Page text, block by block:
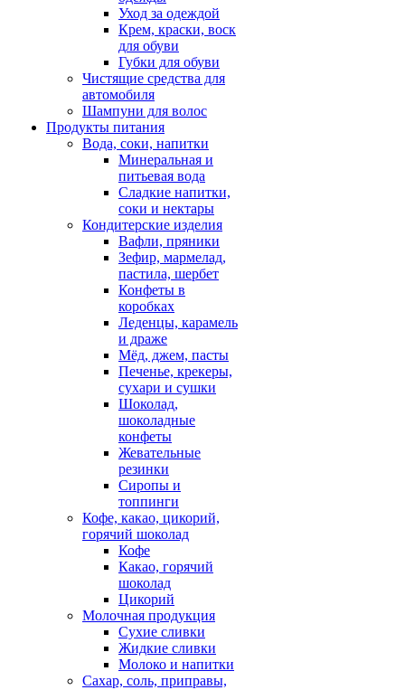
Уход за одеждой
Крем, краски, воск
для обуви
Губки для обуви
Чистящие средства для
автомобиля
Шампуни для волос
Продукты питания
Вода, соки, напитки
Минеральная и
питьевая вода
Сладкие напитки,
соки и нектары
Кондитерские изделия
Вафли, пряники
Зефир, мармелад,
пастила, шербет
Конфеты в
коробках
Леденцы, карамель
и драже
Мёд, джем, пасты
Печенье, крекеры,
сухари и сушки
Шоколад,
шоколадные
конфеты
Жевательные
резинки
Сиропы и
топпинги
Кофе, какао, цикорий,
горячий шоколад
Кофе
Какао, горячий
шоколад
Цикорий
Молочная продукция
Сухие сливки
Жидкие сливки
Молоко и напитки
Сахар, соль, приправы,